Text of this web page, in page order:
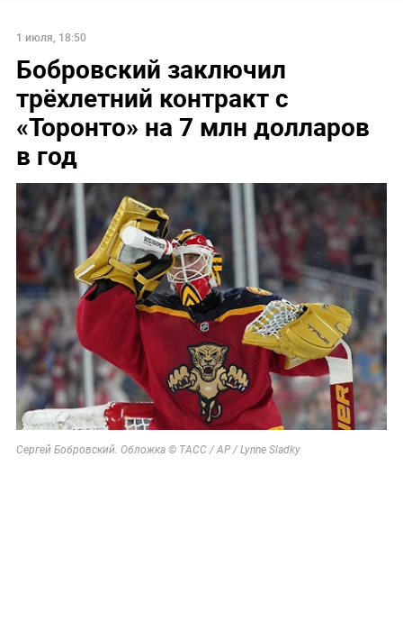
1 июля, 18:50
Бобровский заключил
трёхлетний контракт с
«Торонто» на 7 млн долларов
в год
Сергей Бобровский. Обложка © ТАСС / AP / Lynne Sladky